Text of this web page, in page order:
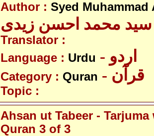
Author : Syed Muhammad
سید محمد احسن زیدی
Translator :
Language : Urdu - اردو
Category : Quran - قرآن
Topic :
Ahsan ut Tabeer - Tarjuma
Quran 3 of 3